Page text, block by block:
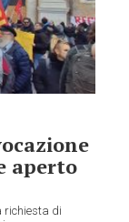
aperto
richiesta di